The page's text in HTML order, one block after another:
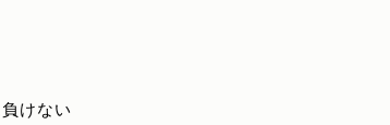
けない